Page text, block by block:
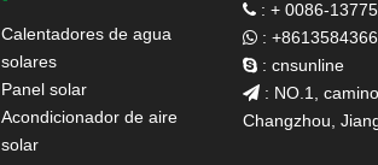
Calentadores de agua
solares
Panel solar
Acondicionador de aire
solar
 : + 0086-
 :
 : cnsunline
 : NO.1,
Changzhou,